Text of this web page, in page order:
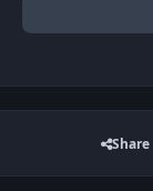
Share